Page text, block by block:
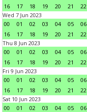
16
17 18 19 20 21 22
Wed 7 Jun 2023
00
01 02 03 04 05 06
16
17 18 19 20 21 22
Thu 8 Jun 2023
00
01 02 03 04 05 06
16
17 18 19 20 21 22
Fri 9 Jun 2023
00
01 02 03 04 05 06
16
17 18 19 20 21 22
Sat 10 Jun 2023
00
01 02 03 04 05 06